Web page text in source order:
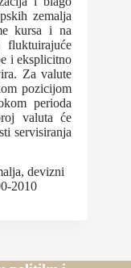
zemalja
kursa i na
fluktuirajuće
i eksplicitno
Za valute
pozicijom
perioda
valuta će
servisiranja
devizni
2010